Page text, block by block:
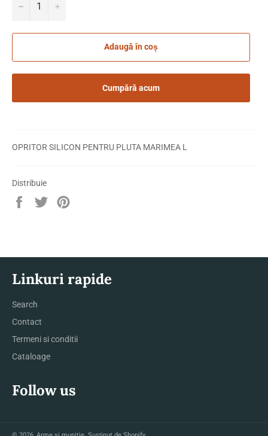
− +
Adaugă în coș
Cumpără acum
OPRITOR SILICON PENTRU PLUTA MARIMEA L
Distribuie
DistribuieTrimite
Tweet
Linkuri rapide
Search
Contact
Termeni si conditii
Cataloage
Follow us